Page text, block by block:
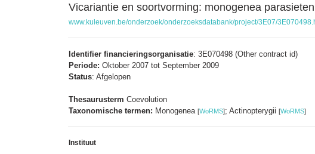
Vicariantie en soortvorming: monogenea
www.kuleuven.be/onderzoek/onderzoeksdatabank/project/3E07/
Identifier financieringsorganisatie: 3E070498 (Other contract id)
Periode: Oktober 2007 tot September 2009
Status: Afgelopen
Thesaurusterm Coevolution
Taxonomische termen: Monogenea [WoRMS]; Actinopterygii [WoRMS]
Instituut